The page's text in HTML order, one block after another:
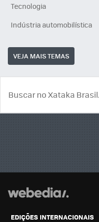
Tecnologia
Indústria automobilística
VEJA MAIS TEMAS
EDIÇÕES INTERNACIONAIS